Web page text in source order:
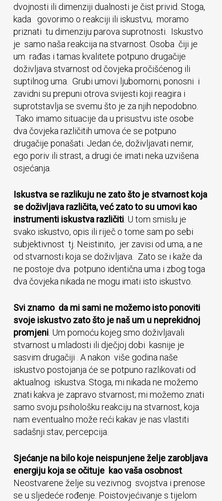
dvojnosti ili dimenziji dualnosti je čist privid. Stoga,
kada govorimo o reakciji ili iskustvu, moramo
priznati tu dimenziju parova suprotnosti. Iskustvo
je samo naša reakcija na stvarnost. Osoba čiji je
um rađas i tamas kvalitete potpuno drugačije
doživljava stvarnost od čovjeka pročišćenog ili
suptilnog uma. Grubi umovi ljubomorni, ponosni i
zavidni su prepuni otrova svijesti koji reagira i
suprotstavlja se svemu što je za njih nepodobno.
Tako imamo situacije da u prisustvu iste osobe
dva čovjeka različitih umova će se potpuno
drugačije ponašati. Jedan će, doživljavati nemir,
ego poriv ili strast, a drugi će imati neka uzvišena
osjećanja.
Iskustva se razlikuju ne zato što je stvarnost koja
se doživljava različita, već zato to su umovi kao
instrumenti iskustva različiti. U tom smislu je
svako iskustvo, opis ili riječ o tome sam po sebi
subjektivnost tj. Neistinito, jer zavisi od uma, a ne
od stvarnosti koja se doživljava. Zato se i kaže da
ne postoje dva potpuno identična uma i zbog toga
dva čovjeka nikada ne mogu imati isto iskustvo.
Svi znamo da mi sami ne možemo isto ponoviti
svoje iskustvo zato što je naš um u neprekidnoj
promjeni. Um pomoću kojeg smo doživljavali
stvarnost u mladosti ili dječjoj dobi kasnije je
sasvim drugačiji . A nakon više godina naše
iskustvo postojanja će se potpuno razlikovati od
aktualnog iskustva. Stoga, mi nikada ne možemo
znati kakva je zapravo stvarnost; mi možemo znati
samo svoju psihološku reakciju na stvarnost, koja
nam eventualno može reći kakav je nas vlastiti
sadašnji stav, percepcija.
Sjećanje na bilo koje neispunjene želje zarobljava
energiju koja se očituje kao vaša osobnost.
Neostvarene želje su vezivnog svojstva i prenose
se u sljedeće rođenje. Poistovjećivanje s tijelom